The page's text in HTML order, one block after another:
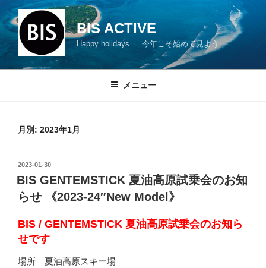
ン
テ
ン
BIS ACTIVE
Happy holidays … 今年こそ始めて見よう
メニュー
月別: 2023年1月
投
稿
日:
2023-01-30
BIS GENTEMSTICK 夏油高原試乗会のお知
らせ 《2023-24″New Model》
BIS / GENTEMSTICK 夏油高原試乗会のお知ら
せです
場所 夏油高原スキー場